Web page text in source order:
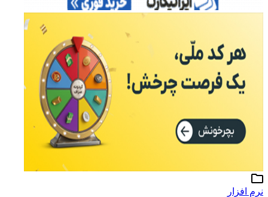
نرم افزار